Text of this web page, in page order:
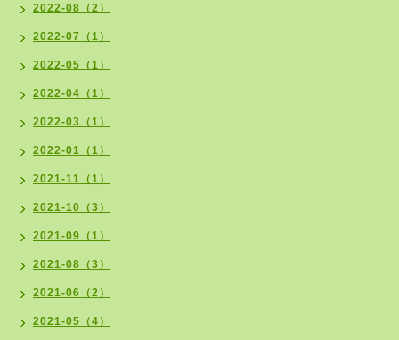
2022-08（2）
2022-07（1）
2022-05（1）
2022-04（1）
2022-03（1）
2022-01（1）
2021-11（1）
2021-10（3）
2021-09（1）
2021-08（3）
2021-06（2）
2021-05（4）